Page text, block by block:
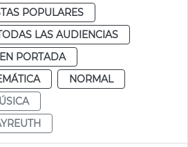
POPULARES
LAS AUDIENCIAS
EN PORTADA
NORMAL